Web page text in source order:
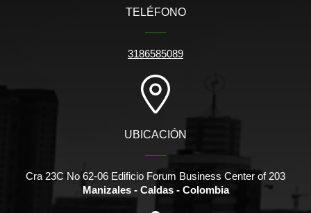
TELÉFONO
3186585089
UBICACIÓN
Cra 23C No 62-06 Edificio Forum Business Center of 203
Manizales - Caldas - Colombia